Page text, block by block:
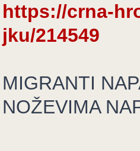
https://crna-
jku/214549
MIGRANTI
NOŽEVIMA